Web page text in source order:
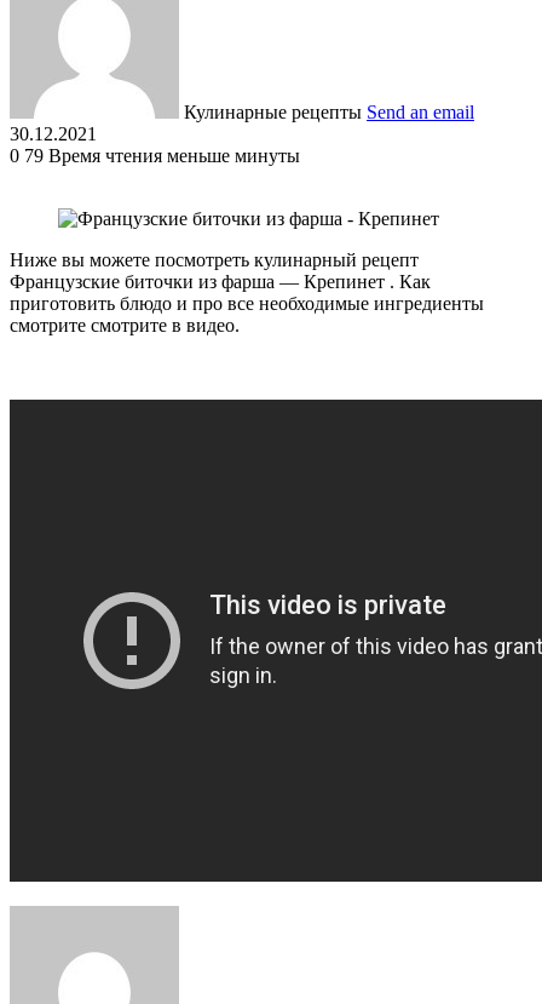
Кулинарные рецепты Send an email
30.12.2021
0 79 Время чтения меньше минуты
Ниже вы можете посмотреть кулинарный рецепт
Французские биточки из фарша — Крепинет . Как
приготовить блюдо и про все необходимые ингредиенты
смотрите смотрите в видео.